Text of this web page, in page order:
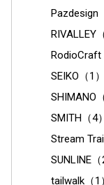
Pazdesign
RIVALLEY
RodioCraft
SEIKO（1）
SHIMANO
SMITH（4）
Stream
SUNLINE（
tailwalk（1）